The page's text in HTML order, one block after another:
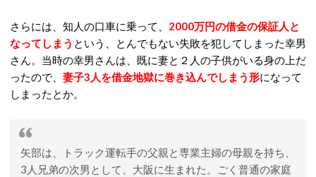
さらには、知人の口車に乗って、 2000万円の借金の保証人と
なってしまう という、とんでもない失敗を犯してしまった幸男
さん。当時の幸男さんは、既に妻と２人の子供がいる身の上だ
ったので、 妻子3人を借金地獄に巻き込んでしまう形になって
しまったとか。
矢部は、トラック運転手の父親と専業主婦の母親を持ち、
3人兄弟の次男として、大阪に生まれた。ごく普通の家庭